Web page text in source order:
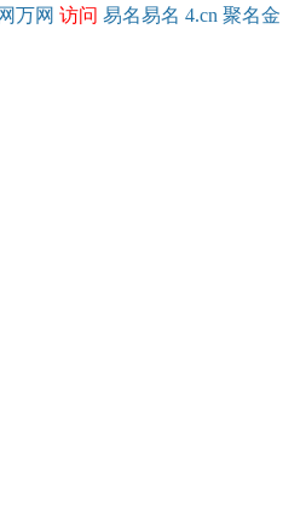
万网 访问 易名易名 4.cn 聚名金